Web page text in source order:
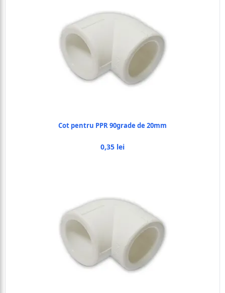
Cot pentru PPR 90grade de 20mm
0,35 lei